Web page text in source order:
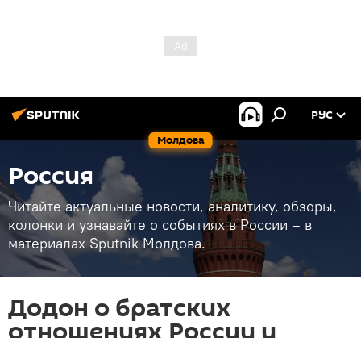
Молдова
РУС
Россия
Читайте актуальные новости, аналитику, обзоры,
колонки и узнавайте о событиях в России – в
материалах Sputnik Молдова.
Додон о братских